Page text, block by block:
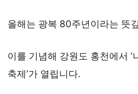
올해는 광복 80주년이라는 뜻
이를 기념해 강원도 홍천에서 ‘
축제’가 열립니다.